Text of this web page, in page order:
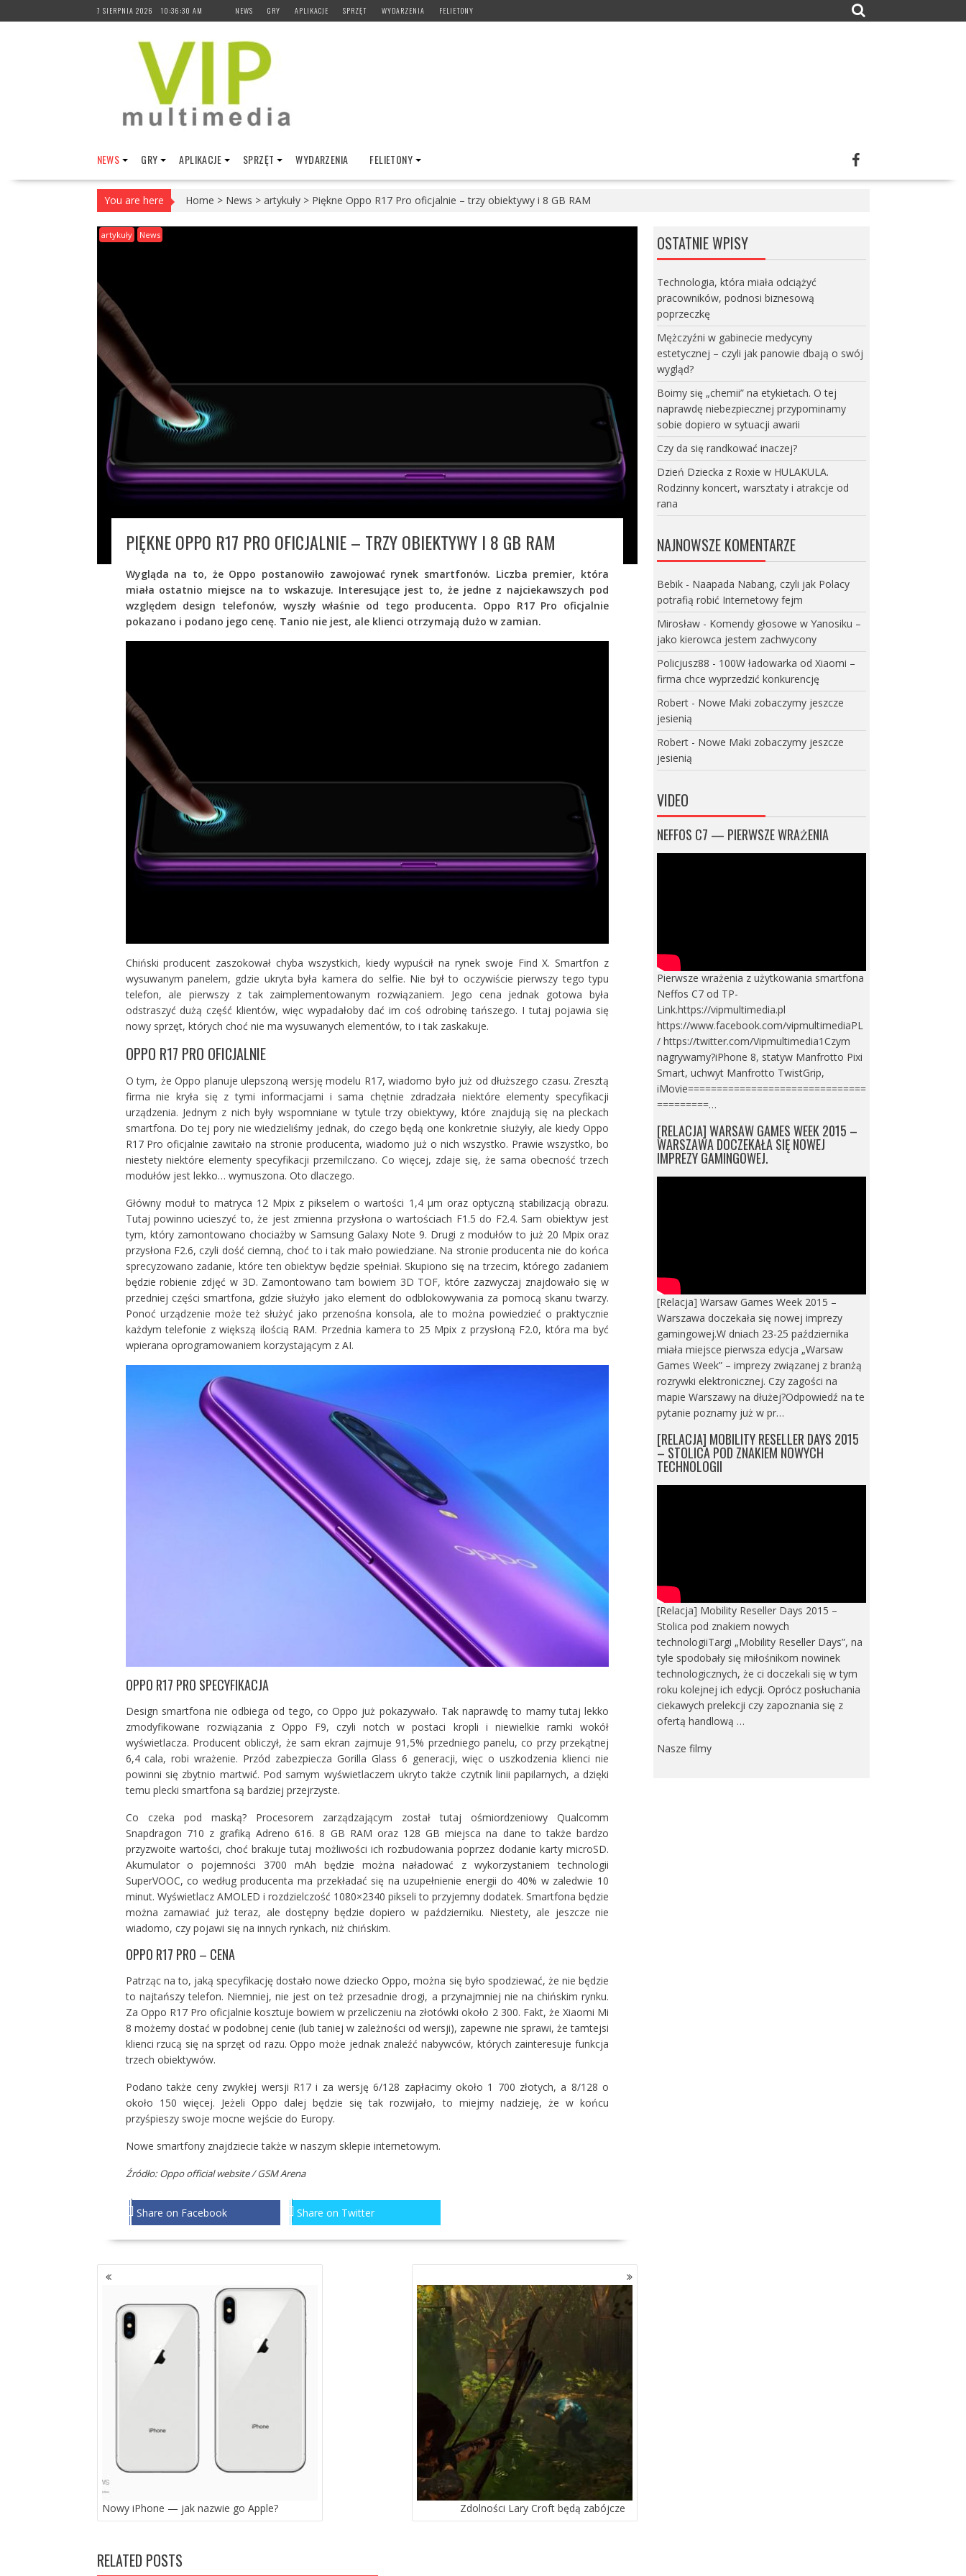
to
7 SIERPNIA 2026 10:36:31 AM NEWS GRY APLIKACJE SPRZĘT WYDARZENIA FELIETONY
NEWS GRY APLIKACJE SPRZĘT WYDARZENIA FELIETONY
You are here Home > News > artykuły > Piękne Oppo R17 Pro oficjalnie – trzy obiektywy i 8 GB RAM
artykuły News
PIĘKNE OPPO R17 PRO OFICJALNIE – TRZY OBIEKTYWY I 8 GB RAM
Wygląda na to, że Oppo postanowiło zawojować rynek smartfonów. Liczba premier, która
miała ostatnio miejsce na to wskazuje. Interesujące jest to, że jedne z najciekawszych pod
względem design telefonów, wyszły właśnie od tego producenta. Oppo R17 Pro oficjalnie
pokazano i podano jego cenę. Tanio nie jest, ale klienci otrzymają dużo w zamian.
Chiński producent zaszokował chyba wszystkich, kiedy wypuścił na rynek swoje Find X. Smartfon z
wysuwanym panelem, gdzie ukryta była kamera do selfie. Nie był to oczywiście pierwszy tego typu
telefon, ale pierwszy z tak zaimplementowanym rozwiązaniem. Jego cena jednak gotowa była
odstraszyć dużą część klientów, więc wypadałoby dać im coś odrobinę tańszego. I tutaj pojawia się
nowy sprzęt, których choć nie ma wysuwanych elementów, to i tak zaskakuje.
OPPO R17 PRO OFICJALNIE
O tym, że Oppo planuje ulepszoną wersję modelu R17, wiadomo było już od dłuższego czasu. Zresztą
firma nie kryła się z tymi informacjami i sama chętnie zdradzała niektóre elementy specyfikacji
urządzenia. Jednym z nich były wspomniane w tytule trzy obiektywy, które znajdują się na pleckach
smartfona. Do tej pory nie wiedzieliśmy jednak, do czego będą one konkretnie służyły, ale kiedy Oppo
R17 Pro oficjalnie zawitało na stronie producenta, wiadomo już o nich wszystko. Prawie wszystko, bo
niestety niektóre elementy specyfikacji przemilczano. Co więcej, zdaje się, że sama obecność trzech
modułów jest lekko… wymuszona. Oto dlaczego.
Główny moduł to matryca 12 Mpix z pikselem o wartości 1,4 µm oraz optyczną stabilizacją obrazu.
Tutaj powinno ucieszyć to, że jest zmienna przysłona o wartościach F1.5 do F2.4. Sam obiektyw jest
tym, który zamontowano chociażby w Samsung Galaxy Note 9. Drugi z modułów to już 20 Mpix oraz
przysłona F2.6, czyli dość ciemną, choć to i tak mało powiedziane. Na stronie producenta nie do końca
sprecyzowano zadanie, które ten obiektyw będzie spełniał. Skupiono się na trzecim, którego zadaniem
będzie robienie zdjęć w 3D. Zamontowano tam bowiem 3D TOF, które zazwyczaj znajdowało się w
przedniej części smartfona, gdzie służyło jako element do odblokowywania za pomocą skanu twarzy.
Ponoć urządzenie może też służyć jako przenośna konsola, ale to można powiedzieć o praktycznie
każdym telefonie z większą ilością RAM. Przednia kamera to 25 Mpix z przysłoną F2.0, która ma być
wpierana oprogramowaniem korzystającym z AI.
OPPO R17 PRO SPECYFIKACJA
Design smartfona nie odbiega od tego, co Oppo już pokazywało. Tak naprawdę to mamy tutaj lekko
zmodyfikowane rozwiązania z Oppo F9, czyli notch w postaci kropli i niewielkie ramki wokół
wyświetlacza. Producent obliczył, że sam ekran zajmuje 91,5% przedniego panelu, co przy przekątnej
6,4 cala, robi wrażenie. Przód zabezpiecza Gorilla Glass 6 generacji, więc o uszkodzenia klienci nie
powinni się zbytnio martwić. Pod samym wyświetlaczem ukryto także czytnik linii papilarnych, a dzięki
temu plecki smartfona są bardziej przejrzyste.
Co czeka pod maską? Procesorem zarządzającym został tutaj ośmiordzeniowy Qualcomm
Snapdragon 710 z grafiką Adreno 616. 8 GB RAM oraz 128 GB miejsca na dane to także bardzo
przyzwoite wartości, choć brakuje tutaj możliwości ich rozbudowania poprzez dodanie karty microSD.
Akumulator o pojemności 3700 mAh będzie można naładować z wykorzystaniem technologii
SuperVOOC, co według producenta ma przekładać się na uzupełnienie energii do 40% w zaledwie 10
minut. Wyświetlacz AMOLED i rozdzielczość 1080×2340 pikseli to przyjemny dodatek. Smartfona będzie
można zamawiać już teraz, ale dostępny będzie dopiero w październiku. Niestety, ale jeszcze nie
wiadomo, czy pojawi się na innych rynkach, niż chińskim.
OPPO R17 PRO – CENA
Patrząc na to, jaką specyfikację dostało nowe dziecko Oppo, można się było spodziewać, że nie będzie
to najtańszy telefon. Niemniej, nie jest on też przesadnie drogi, a przynajmniej nie na chińskim rynku.
Za Oppo R17 Pro oficjalnie kosztuje bowiem w przeliczeniu na złotówki około 2 300. Fakt, że Xiaomi Mi
8 możemy dostać w podobnej cenie (lub taniej w zależności od wersji), zapewne nie sprawi, że tamtejsi
klienci rzucą się na sprzęt od razu. Oppo może jednak znaleźć nabywców, których zainteresuje funkcja
trzech obiektywów.
Podano także ceny zwykłej wersji R17 i za wersję 6/128 zapłacimy około 1 700 złotych, a 8/128 o
około 150 więcej. Jeżeli Oppo dalej będzie się tak rozwijało, to miejmy nadzieję, że w końcu
przyśpieszy swoje mocne wejście do Europy.
Nowe smartfony znajdziecie także w naszym sklepie internetowym.
Źródło: Oppo official website / GSM Arena
Share on Facebook Share on Twitter
NAWIGACJA
PO
WPISACH
Nowy iPhone — jak nazwie go Apple? Zdolności Lary Croft będą zabójcze
RELATED POSTS
OSTATNIE WPISY
Technologia, która miała odciążyć
pracowników, podnosi biznesową
poprzeczkę
Mężczyźni w gabinecie medycyny
estetycznej – czyli jak panowie dbają o swój
wygląd?
Boimy się „chemii” na etykietach. O tej
naprawdę niebezpiecznej przypominamy
sobie dopiero w sytuacji awarii
Czy da się randkować inaczej?
Dzień Dziecka z Roxie w HULAKULA.
Rodzinny koncert, warsztaty i atrakcje od
rana
NAJNOWSZE KOMENTARZE
Bebik- Naapada Nabang, czyli jak Polacy
potrafią robić Internetowy fejm
Mirosław- Komendy głosowe w Yanosiku –
jako kierowca jestem zachwycony
Policjusz88 - 100W ładowarka od Xiaomi –
firma chce wyprzedzić konkurencję
Robert- Nowe Maki zobaczymy jeszcze
jesienią
Robert- Nowe Maki zobaczymy jeszcze
jesienią
VIDEO
NEFFOS C7 — PIERWSZE WRAŻENIA
Pierwsze wrażenia z użytkowania smartfona
Neffos C7 od TP-
Link.https://vipmultimedia.pl
https://www.facebook.com/vipmultimediaPL
/ https://twitter.com/Vipmultimedia1Czym
nagrywamy?iPhone 8, statyw Manfrotto Pixi
Smart, uchwyt Manfrotto TwistGrip,
iMovie===============================
=========…
[RELACJA] WARSAW GAMES WEEK 2015 –
WARSZAWA DOCZEKAŁA SIĘ NOWEJ
IMPREZY GAMINGOWEJ.
[Relacja] Warsaw Games Week 2015 –
Warszawa doczekała się nowej imprezy
gamingowej.W dniach 23-25 października
miała miejsce pierwsza edycja „Warsaw
Games Week” – imprezy związanej z branżą
rozrywki elektronicznej. Czy zagości na
mapie Warszawy na dłużej?Odpowiedź na te
pytanie poznamy już w pr…
[RELACJA] MOBILITY RESELLER DAYS 2015
– STOLICA POD ZNAKIEM NOWYCH
TECHNOLOGII
[Relacja] Mobility Reseller Days 2015 –
Stolica pod znakiem nowych
technologiiTargi „Mobility Reseller Days”, na
tyle spodobały się miłośnikom nowinek
technologicznych, że ci doczekali się w tym
roku kolejnej ich edycji. Oprócz posłuchania
ciekawych prelekcji czy zapoznania się z
ofertą handlową …
Nasze filmy